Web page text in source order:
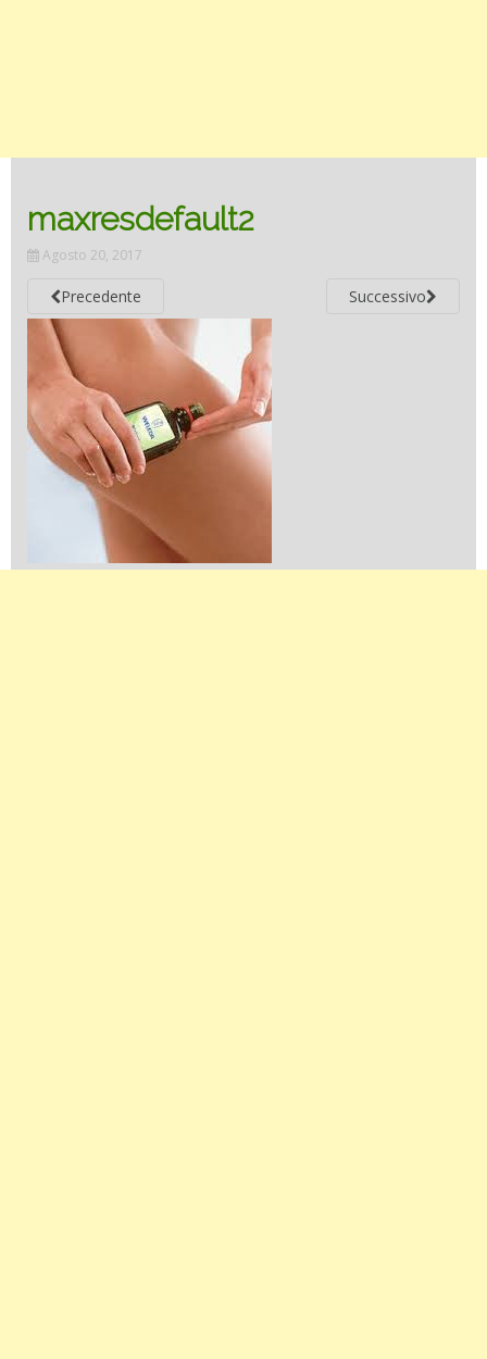
maxresdefault2
Agosto 20, 2017
Precedente Successivo